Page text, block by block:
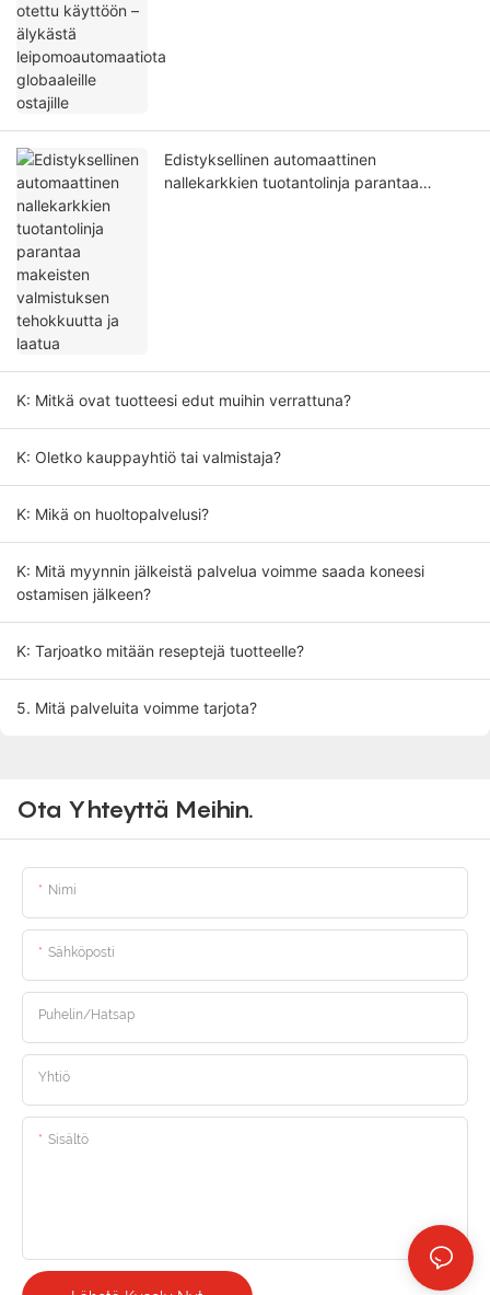
Edistyksellinen automaattinen
nallekarkkien tuotantolinja parantaa
K: Mitkä ovat tuotteesi edut muihin verrattuna?
K: Oletko kauppayhtiö tai valmistaja?
K: Mikä on huoltopalvelusi?
K: Mitä myynnin jälkeistä palvelua voimme saada koneesi
ostamisen jälkeen?
K: Tarjoatko mitään reseptejä tuotteelle?
5. Mitä palveluita voimme tarjota?
Ota Yhteyttä Meihin.
Nimi
Sähköposti
Puhelin/hatsap
Yhtiö
Sisältö